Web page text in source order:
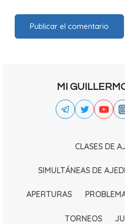
MI
CLASES DE
SIMULTÁNEAS DE
APERTURAS
TORNEOS